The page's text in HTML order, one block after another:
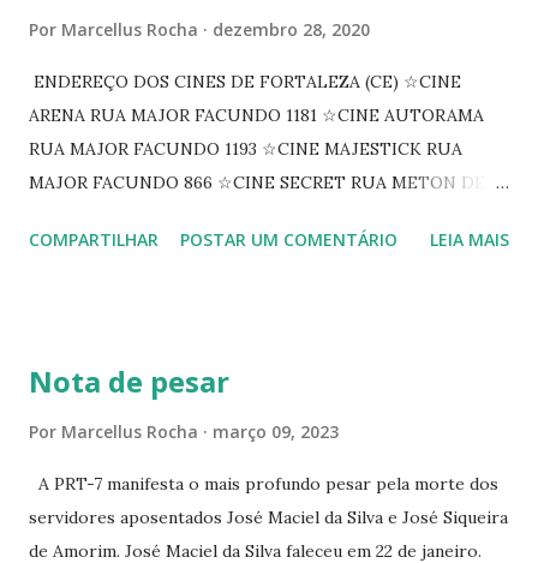
Por Marcellus Rocha dezembro 28, 2020
ENDEREÇO DOS CINES DE FORTALEZA (CE) ☆CINE
ARENA RUA MAJOR FACUNDO 1181 ☆CINE AUTORAMA
RUA MAJOR FACUNDO 1193 ☆CINE MAJESTICK RUA
MAJOR FACUNDO 866 ☆CINE SECRET RUA METON DE
PEIXOTO 1307 ☆CINE IRIS RUA FLORIANO PEIXOTO 1206
☆CINE VIP CLUBE RUA 24 DE MAIO 825 ☆CINE ECLIPSE
COMPARTILHAR POSTAR UM COMENTÁRIO LEIA MAIS
Nota de pesar
Por Marcellus Rocha março 09, 2023
A PRT-7 manifesta o mais profundo pesar pela morte dos
servidores aposentados José Maciel da Silva e José Siqueira
de Amorim. José Maciel da Silva faleceu em 22 de janeiro.